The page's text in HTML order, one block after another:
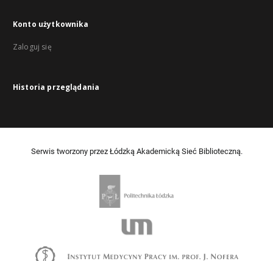
Konto użytkownika
Zaloguj się
Historia przeglądania
Serwis tworzony przez Łódzką Akademicką Sieć Biblioteczną.